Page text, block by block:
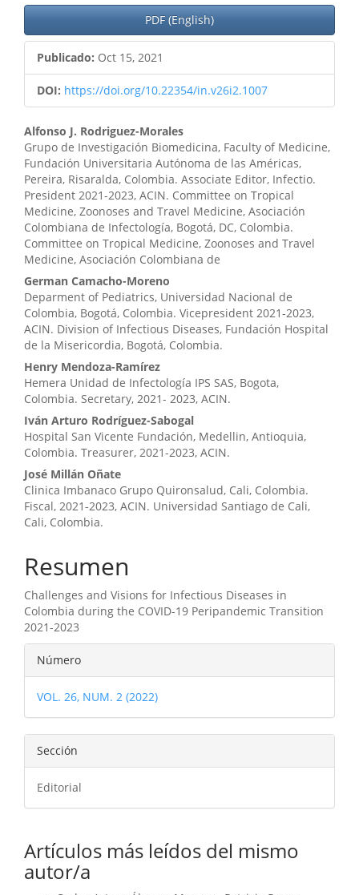
PDF (English)
Publicado: Oct 15, 2021
DOI: https://doi.org/10.22354/in.v26i2.1007
Contenido
principal
del
artículo
Alfonso J. Rodriguez-Morales
Grupo de Investigación Biomedicina, Faculty of Medicine,
Fundación Universitaria Autónoma de las Américas,
Pereira, Risaralda, Colombia. Associate Editor, Infectio.
President 2021-2023, ACIN. Committee on Tropical
Medicine, Zoonoses and Travel Medicine, Asociación
Colombiana de Infectología, Bogotá, DC, Colombia.
Committee on Tropical Medicine, Zoonoses and Travel
Medicine, Asociación Colombiana de
German Camacho-Moreno
Deparment of Pediatrics, Universidad Nacional de
Colombia, Bogotá, Colombia. Vicepresident 2021-2023,
ACIN. Division of Infectious Diseases, Fundación Hospital
de la Misericordia, Bogotá, Colombia.
Henry Mendoza-Ramírez
Hemera Unidad de Infectología IPS SAS, Bogota,
Colombia. Secretary, 2021- 2023, ACIN.
Iván Arturo Rodríguez-Sabogal
Hospital San Vicente Fundación, Medellin, Antioquia,
Colombia. Treasurer, 2021-2023, ACIN.
José Millán Oñate
Clinica Imbanaco Grupo Quironsalud, Cali, Colombia.
Fiscal, 2021-2023, ACIN. Universidad Santiago de Cali,
Cali, Colombia.
Resumen
Challenges and Visions for Infectious Diseases in
Colombia during the COVID-19 Peripandemic Transition
2021-2023
Detalles
del
artículo
Número
VOL. 26, NUM. 2 (2022)
Sección
Editorial
Artículos más leídos del mismo
autor/a